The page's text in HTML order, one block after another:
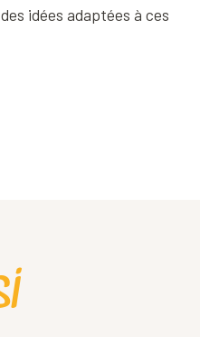
idées adaptées à ces